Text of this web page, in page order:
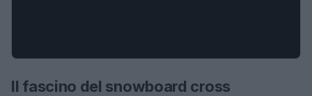
Il fascino del snowboard cross